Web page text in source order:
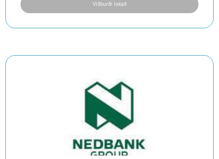
Viðburði lokað